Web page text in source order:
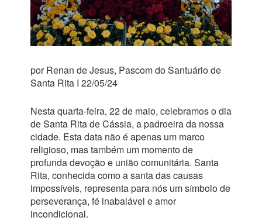
por Renan de Jesus, Pascom do Santuário de
Santa Rita I 22/05/24
Nesta quarta-feira, 22 de maio, celebramos o dia
de Santa Rita de Cássia, a padroeira da nossa
cidade. Esta data não é apenas um marco
religioso, mas também um momento de
profunda devoção e união comunitária. Santa
Rita, conhecida como a santa das causas
impossíveis, representa para nós um símbolo de
perseverança, fé inabalável e amor
incondicional.